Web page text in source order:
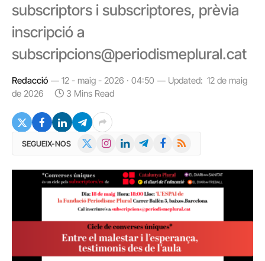
subscriptors i subscriptores, prèvia
inscripció a
subscripcions@periodismeplural.cat
Redacció 12 - maig - 2026 · 04:50 Updated: 12 de maig
de 2026
3 Mins Read
SEGUEIX-NOS InstagramLinkedInTelegramFacebook
RSS